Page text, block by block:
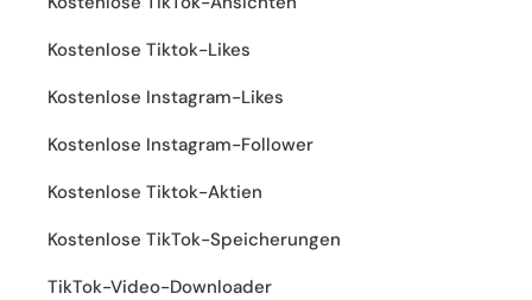
Kostenlose Tiktok-Likes
Kostenlose Instagram-Likes
Kostenlose Instagram-Follower
Kostenlose Tiktok-Aktien
Kostenlose TikTok-Speicherungen
TikTok-Video-Downloader